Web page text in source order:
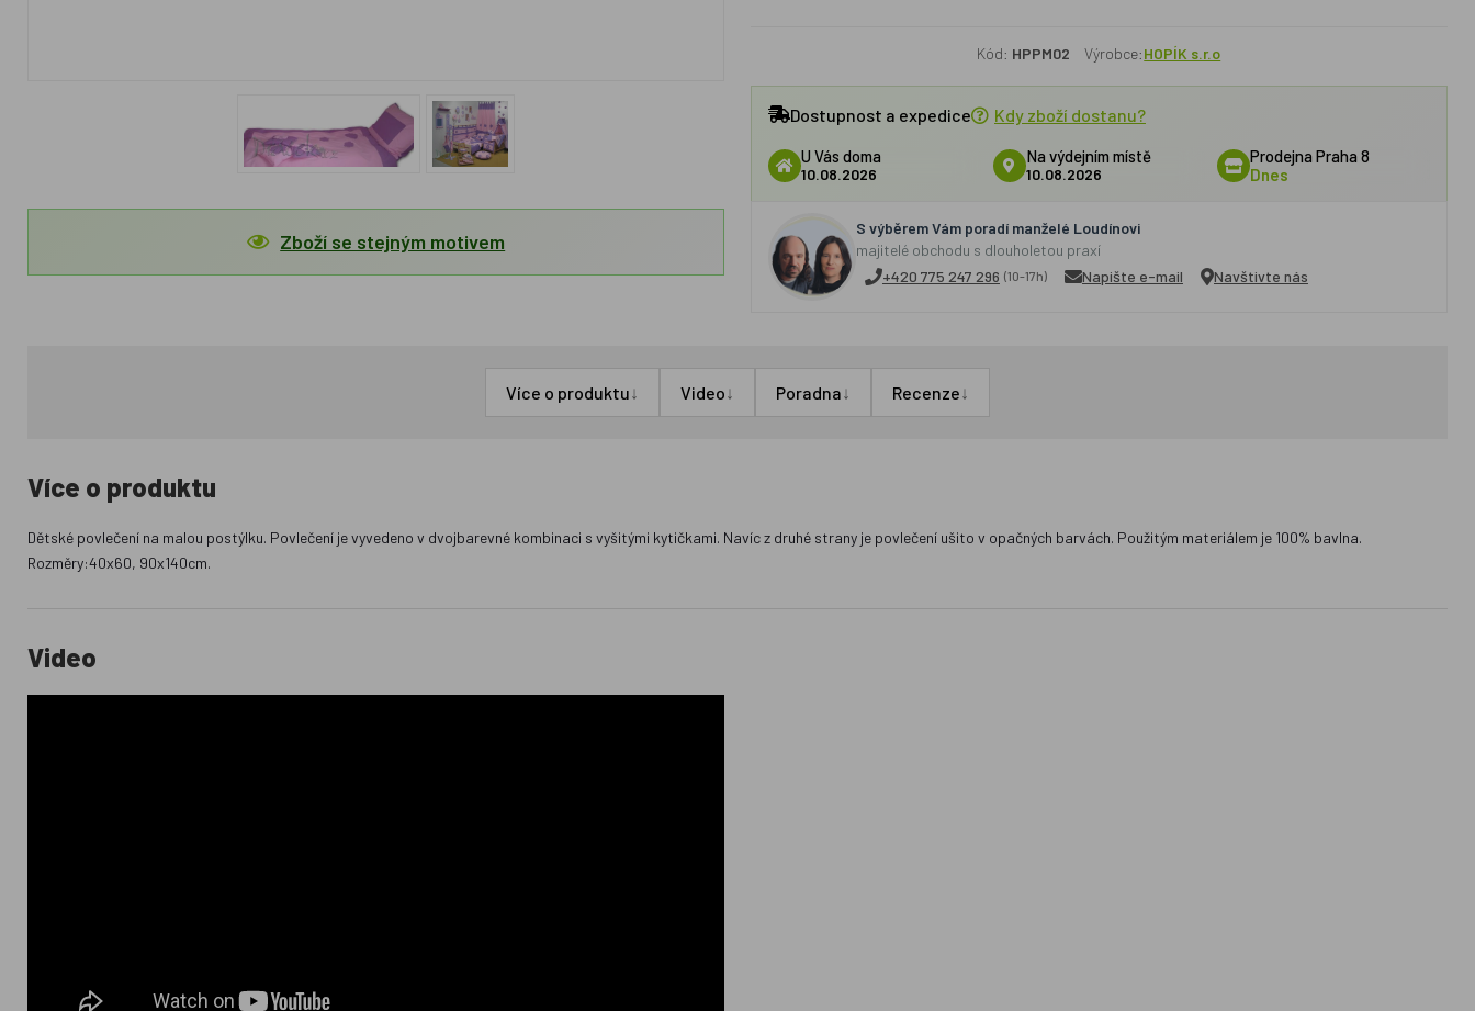
Zboží se stejným motivem
Kód: HPPM02 Výrobce:HOPÍK s.r.o
Dostupnost a expedice Kdy zboží dostanu?
U Vás doma
10.08.2026
Na výdejním místě
10.08.2026
Prodejna Praha 8
Dnes
S výběrem Vám poradí manželé Loudínovi
majitelé obchodu s dlouholetou praxí
+420 775 247 296 (10-17h) Napište e-mail Navštivte nás
Více o produktu↓ Video↓ Poradna↓ Recenze↓
Více o produktu
Dětské povlečení na malou postýlku. Povlečení je vyvedeno v dvojbarevné kombinaci s vyšitými kytičkami. Navíc z druhé strany je povlečení ušito v opačných barvách. Použitým materiálem je 100% bavlna.
Rozměry:40x60, 90x140cm.
Video